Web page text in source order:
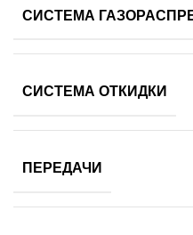
СИСТЕМА
СИСТЕМА ОТКИДКИ
ПЕРЕДАЧИ